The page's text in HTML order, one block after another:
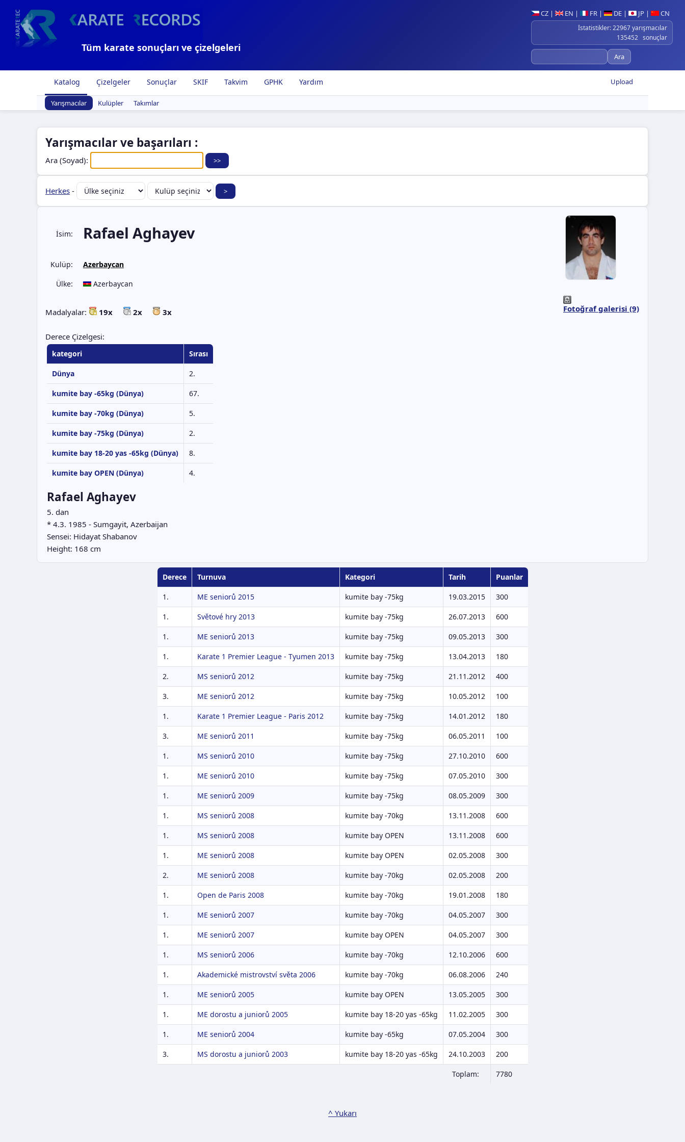
CZ | EN | FR | DE | JP | CN
İstatistikler: 22967 yarışmacılar
135452 sonuçlar
Tüm karate sonuçları ve çizelgeleri
Upload
Katalog Çizelgeler Sonuçlar SKIF Takvim GPHK Yardım
Yarışmacılar Kulüpler Takımlar
Yarışmacılar ve başarıları :
Ara (Soyad):
Herkes -
Fotoğraf galerisi (9)
İsim: Rafael Aghayev
Kulüp:
Azerbaycan
Ülke:
Azerbaycan
Madalyalar: 19x 2x 3x
Derece Çizelgesi:
kategori Sırası
Dünya 2.
kumite bay -65kg (Dünya) 67.
kumite bay -70kg (Dünya) 5.
kumite bay -75kg (Dünya) 2.
kumite bay 18-20 yas -65kg (Dünya) 8.
kumite bay OPEN (Dünya) 4.
Rafael Aghayev
5. dan
* 4.3. 1985 - Sumgayit, Azerbaijan
Sensei: Hidayat Shabanov
Height: 168 cm
Derece Turnuva Kategori Tarih Puanlar
1. ME seniorů 2015 kumite bay -75kg 19.03.2015 300
1. Světové hry 2013 kumite bay -75kg 26.07.2013 600
1. ME seniorů 2013 kumite bay -75kg 09.05.2013 300
1. Karate 1 Premier League - Tyumen 2013 kumite bay -75kg 13.04.2013 180
2. MS seniorů 2012 kumite bay -75kg 21.11.2012 400
3. ME seniorů 2012 kumite bay -75kg 10.05.2012 100
1. Karate 1 Premier League - Paris 2012 kumite bay -75kg 14.01.2012 180
3. ME seniorů 2011 kumite bay -75kg 06.05.2011 100
1. MS seniorů 2010 kumite bay -75kg 27.10.2010 600
1. ME seniorů 2010 kumite bay -75kg 07.05.2010 300
1. ME seniorů 2009 kumite bay -75kg 08.05.2009 300
1. MS seniorů 2008 kumite bay -70kg 13.11.2008 600
1. MS seniorů 2008 kumite bay OPEN 13.11.2008 600
1. ME seniorů 2008 kumite bay OPEN 02.05.2008 300
2. ME seniorů 2008 kumite bay -70kg 02.05.2008 200
1. Open de Paris 2008 kumite bay -70kg 19.01.2008 180
1. ME seniorů 2007 kumite bay -70kg 04.05.2007 300
1. ME seniorů 2007 kumite bay OPEN 04.05.2007 300
1. MS seniorů 2006 kumite bay -70kg 12.10.2006 600
1. Akademické mistrovství světa 2006 kumite bay -70kg 06.08.2006 240
1. ME seniorů 2005 kumite bay OPEN 13.05.2005 300
1. ME dorostu a juniorů 2005 kumite bay 18-20 yas -65kg 11.02.2005 300
1. ME seniorů 2004 kumite bay -65kg 07.05.2004 300
3. MS dorostu a juniorů 2003 kumite bay 18-20 yas -65kg 24.10.2003 200
Toplam: 7780
^ Yukarı